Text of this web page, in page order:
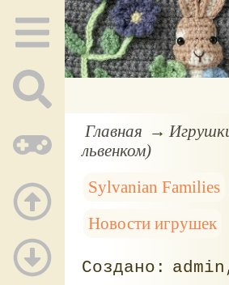
Главная
львенком)
Sylvanian Families
Новости игрушек
admin